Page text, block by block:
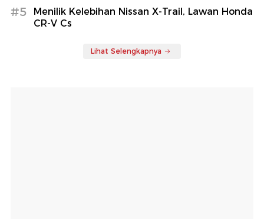
#5
Menilik Kelebihan Nissan X-Trail, Lawan Honda
CR-V Cs
Lihat Selengkapnya